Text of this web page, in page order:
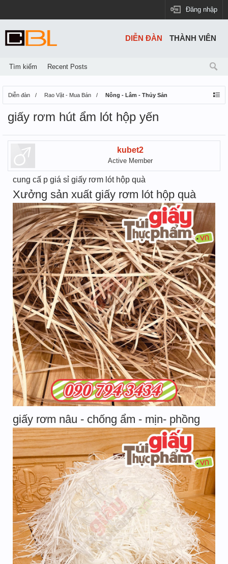
Đăng nhập
Diễn đàn Rao Vặt - Mua Bán Nông - Lâm - Thủy Sản
giấy rơm hút ẩm lót hộp yến
kubet2
Active Member
cung cấ p giá sỉ giấy rơm lót hộp quà
Xưởng sản xuất giấy rơm lót hộp quà
giấy rơm nâu - chống ẩm - mịn- phồng
DIỄN ĐÀN
Tìm kiếm Recent Posts
THÀNH VIÊN